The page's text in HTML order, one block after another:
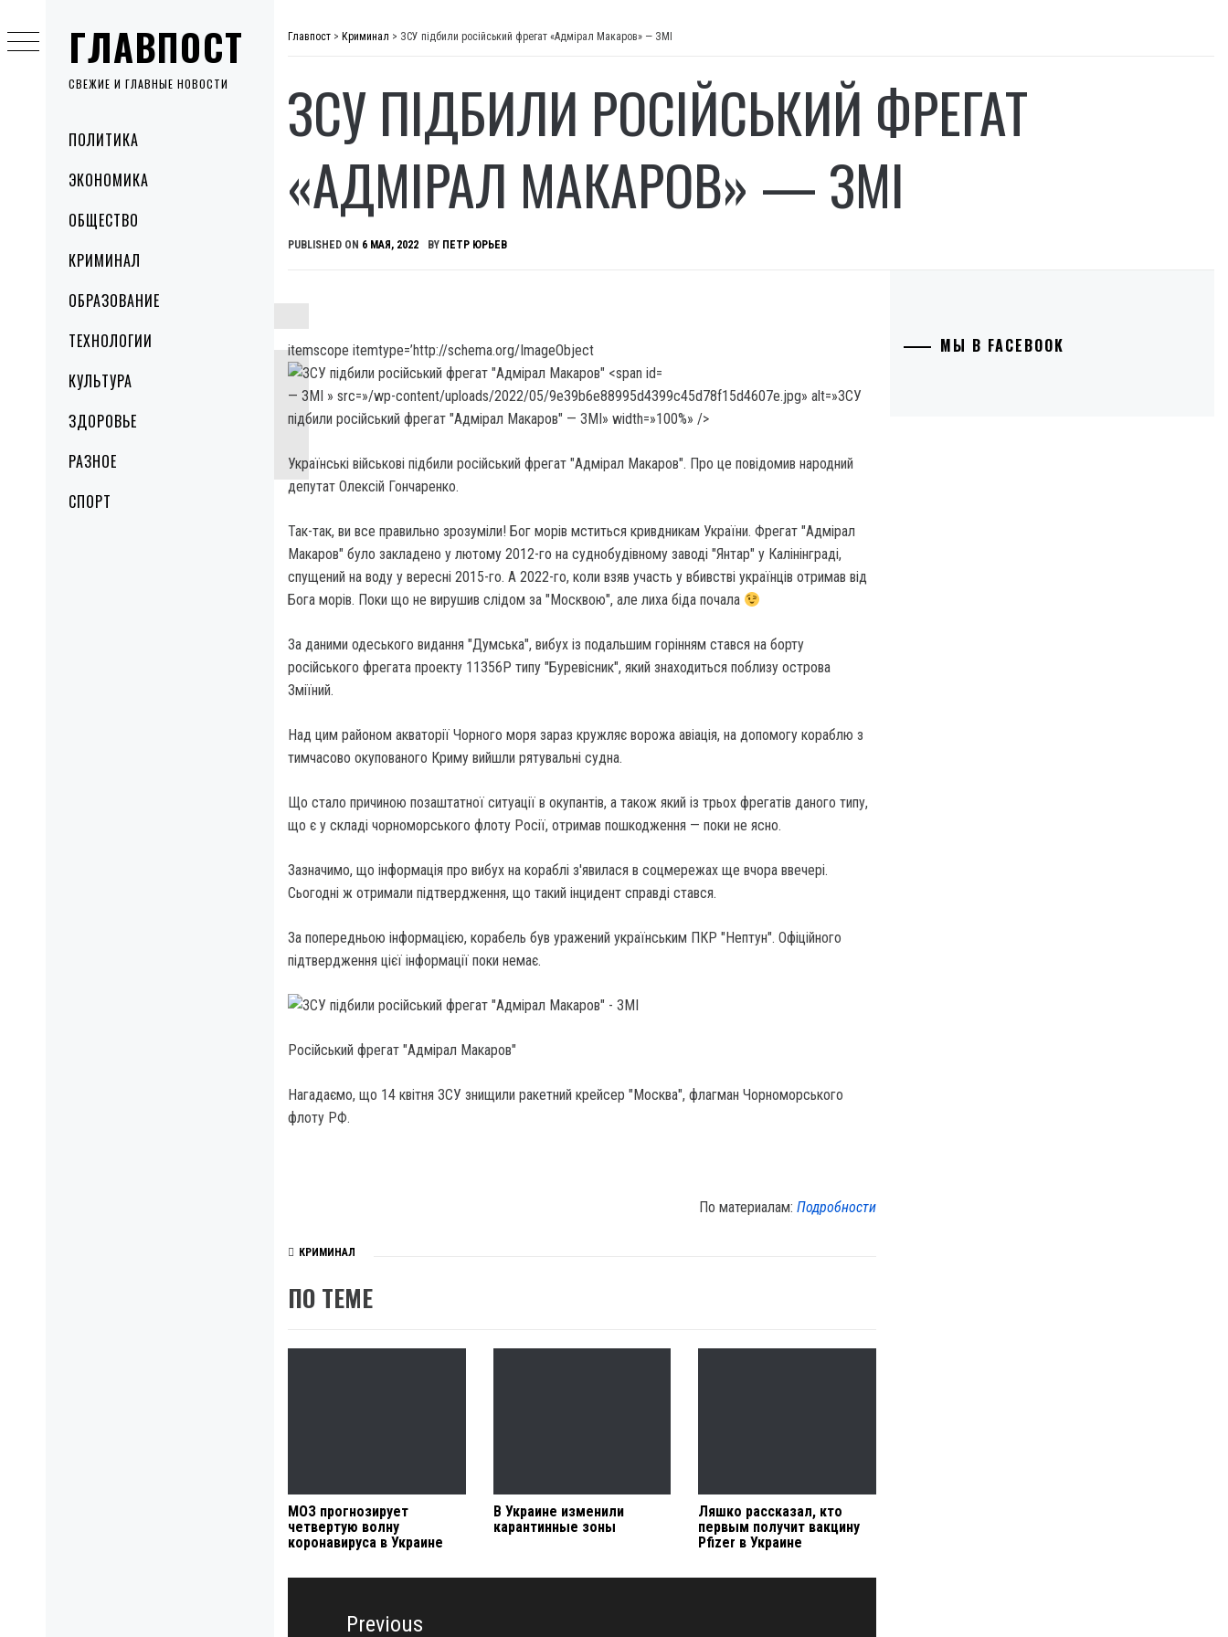
ГЛАВПОСТ
СВЕЖИЕ И ГЛАВНЫЕ НОВОСТИ
MenuПОЛИТИКА
ЭКОНОМИКА
ОБЩЕСТВО
КРИМИНАЛ
ОБРАЗОВАНИЕ
ТЕХНОЛОГИИ
КУЛЬТУРА
ЗДОРОВЬЕ
РАЗНОЕ
СПОРТ
to
content
Главпост > Криминал > ЗСУ підбили російський фрегат «Адмірал Макаров» — ЗМІ
ЗСУ ПІДБИЛИ РОСІЙСЬКИЙ ФРЕГАТ
«АДМІРАЛ МАКАРОВ» — ЗМІ
PUBLISHED ON 6 МАЯ, 2022 BY ПЕТР ЮРЬЕВ
itemscope itemtype=’http://schema.org/ImageObject
— ЗМІ » src=»/wp-content/uploads/2022/05/9e39b6e88995d4399c45d78f15d4607e.jpg» alt=»ЗСУ
підбили російський фрегат "Адмірал Макаров" — ЗМІ» width=»100%» />
Українські військові підбили російський фрегат "Адмірал Макаров". Про це повідомив народний
депутат Олексій Гончаренко.
Так-так, ви все правильно зрозуміли! Бог морів мститься кривдникам України. Фрегат "Адмірал
Макаров" було закладено у лютому 2012-го на суднобудівному заводі "Янтар" у Калінінграді,
спущений на воду у вересні 2015-го. А 2022-го, коли взяв участь у вбивстві українців отримав від
Бога морів. Поки що не вирушив слідом за "Москвою", але лиха біда почала
За даними одеського видання "Думська", вибух із подальшим горінням стався на борту
російського фрегата проекту 11356Р типу "Буревісник", який знаходиться поблизу острова
Зміїний.
Над цим районом акваторії Чорного моря зараз кружляє ворожа авіація, на допомогу кораблю з
тимчасово окупованого Криму вийшли рятувальні судна.
Що стало причиною позаштатної ситуації в окупантів, а також який із трьох фрегатів даного типу,
що є у складі чорноморського флоту Росії, отримав пошкодження — поки не ясно.
Зазначимо, що інформація про вибух на кораблі з'явилася в соцмережах ще вчора ввечері.
Сьогодні ж отримали підтвердження, що такий інцидент справді стався.
За попередньою інформацією, корабель був уражений українським ПКР "Нептун". Офіційного
підтвердження цієї інформації поки немає.
Російський фрегат "Адмірал Макаров"
Нагадаємо, що 14 квітня ЗСУ знищили ракетний крейсер "Москва", флагман Чорноморського
флоту РФ.
По материалам:Подробности
КРИМИНАЛ
ПО ТЕМЕ
МОЗ прогнозирует
четвертую волну
коронавируса в Украине
В Украине изменили
карантинные зоны
Ляшко рассказал, кто
первым получит вакцину
Pfizer в Украине
Навигация
Previous
МЫ В FACEBOOK